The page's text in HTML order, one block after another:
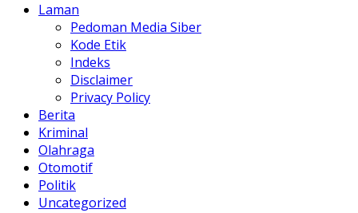
Laman
Pedoman Media Siber
Kode Etik
Indeks
Disclaimer
Privacy Policy
Berita
Kriminal
Olahraga
Otomotif
Politik
Uncategorized